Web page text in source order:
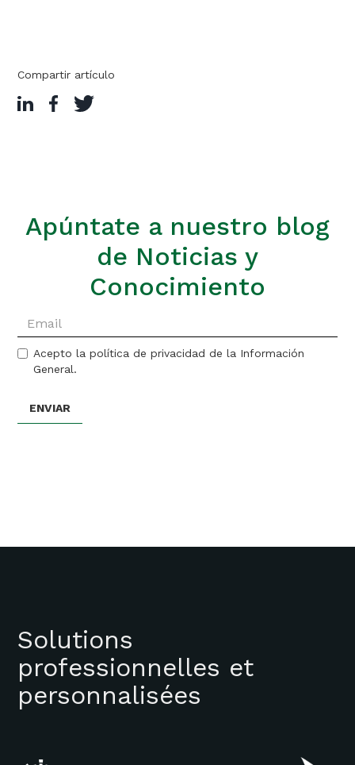
Compartir artículo
Apúntate a nuestro blog
de Noticias y
Conocimiento
Acepto la política de privacidad de la Información
General.
Solutions
professionnelles et
personnalisées